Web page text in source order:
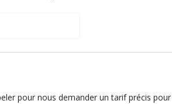
pour nous demander un tarif précis